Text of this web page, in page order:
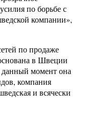
по борьбе с
компании»,
по продаже
в Швеции
данный момент она
компания
и всячески